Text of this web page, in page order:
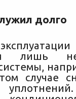
долго
лишь
случае